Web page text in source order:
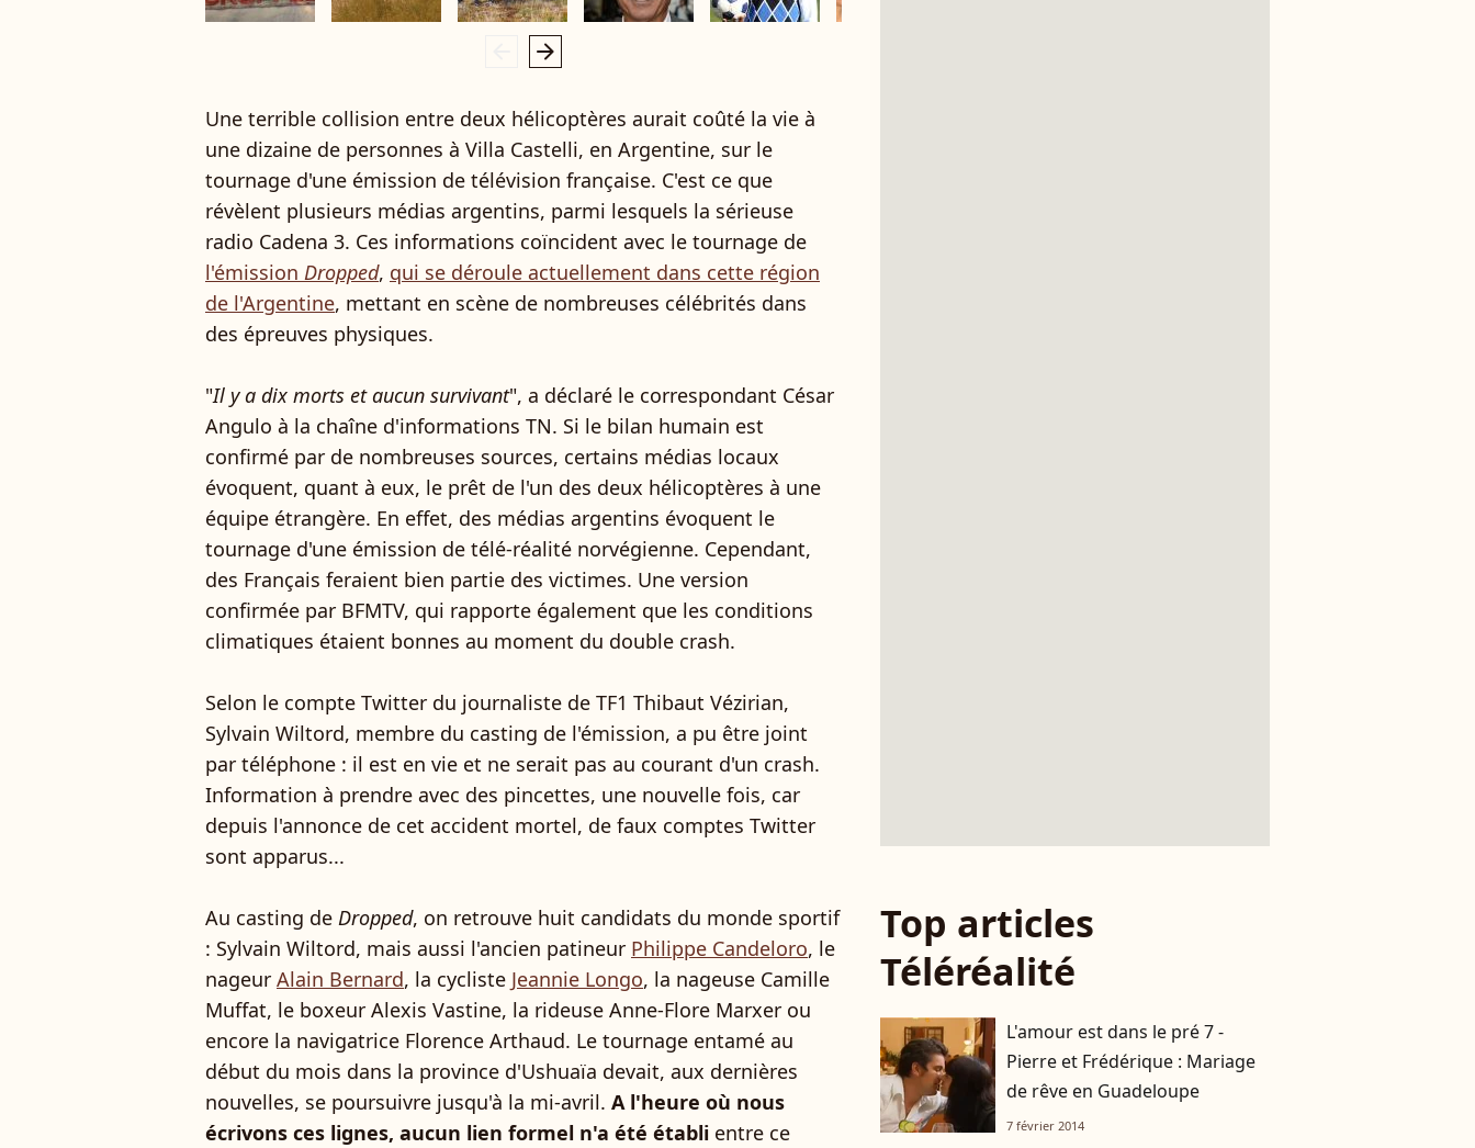
arrow_right
Une terrible collision entre deux hélicoptères aurait coûté la vie à
une dizaine de personnes à Villa Castelli, en Argentine, sur le
tournage d'une émission de télévision française. C'est ce que
révèlent plusieurs médias argentins, parmi lesquels la sérieuse
radio Cadena 3. Ces informations coïncident avec le tournage de
l'émission Dropped, qui se déroule actuellement dans cette région
de l'Argentine, mettant en scène de nombreuses célébrités dans
des épreuves physiques.
"Il y a dix morts et aucun survivant", a déclaré le correspondant César
Angulo à la chaîne d'informations TN. Si le bilan humain est
confirmé par de nombreuses sources, certains médias locaux
évoquent, quant à eux, le prêt de l'un des deux hélicoptères à une
équipe étrangère. En effet, des médias argentins évoquent le
tournage d'une émission de télé-réalité norvégienne. Cependant,
des Français feraient bien partie des victimes. Une version
confirmée par BFMTV, qui rapporte également que les conditions
climatiques étaient bonnes au moment du double crash.
Selon le compte Twitter du journaliste de TF1 Thibaut Vézirian,
Sylvain Wiltord, membre du casting de l'émission, a pu être joint
par téléphone : il est en vie et ne serait pas au courant d'un crash.
Information à prendre avec des pincettes, une nouvelle fois, car
depuis l'annonce de cet accident mortel, de faux comptes Twitter
sont apparus...
Au casting de Dropped, on retrouve huit candidats du monde sportif
: Sylvain Wiltord, mais aussi l'ancien patineur Philippe Candeloro, le
nageur Alain Bernard, la cycliste Jeannie Longo, la nageuse Camille
Muffat, le boxeur Alexis Vastine, la rideuse Anne-Flore Marxer ou
encore la navigatrice Florence Arthaud. Le tournage entamé au
début du mois dans la province d'Ushuaïa devait, aux dernières
nouvelles, se poursuivre jusqu'à la mi-avril. A l'heure où nous
écrivons ces lignes, aucun lien formel n'a été établi entre ce
Top articles
Téléréalité
L'amour est dans le pré 7 -
Pierre et Frédérique : Mariage
de rêve en Guadeloupe
7 février 2014